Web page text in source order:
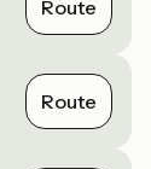
Route
Route